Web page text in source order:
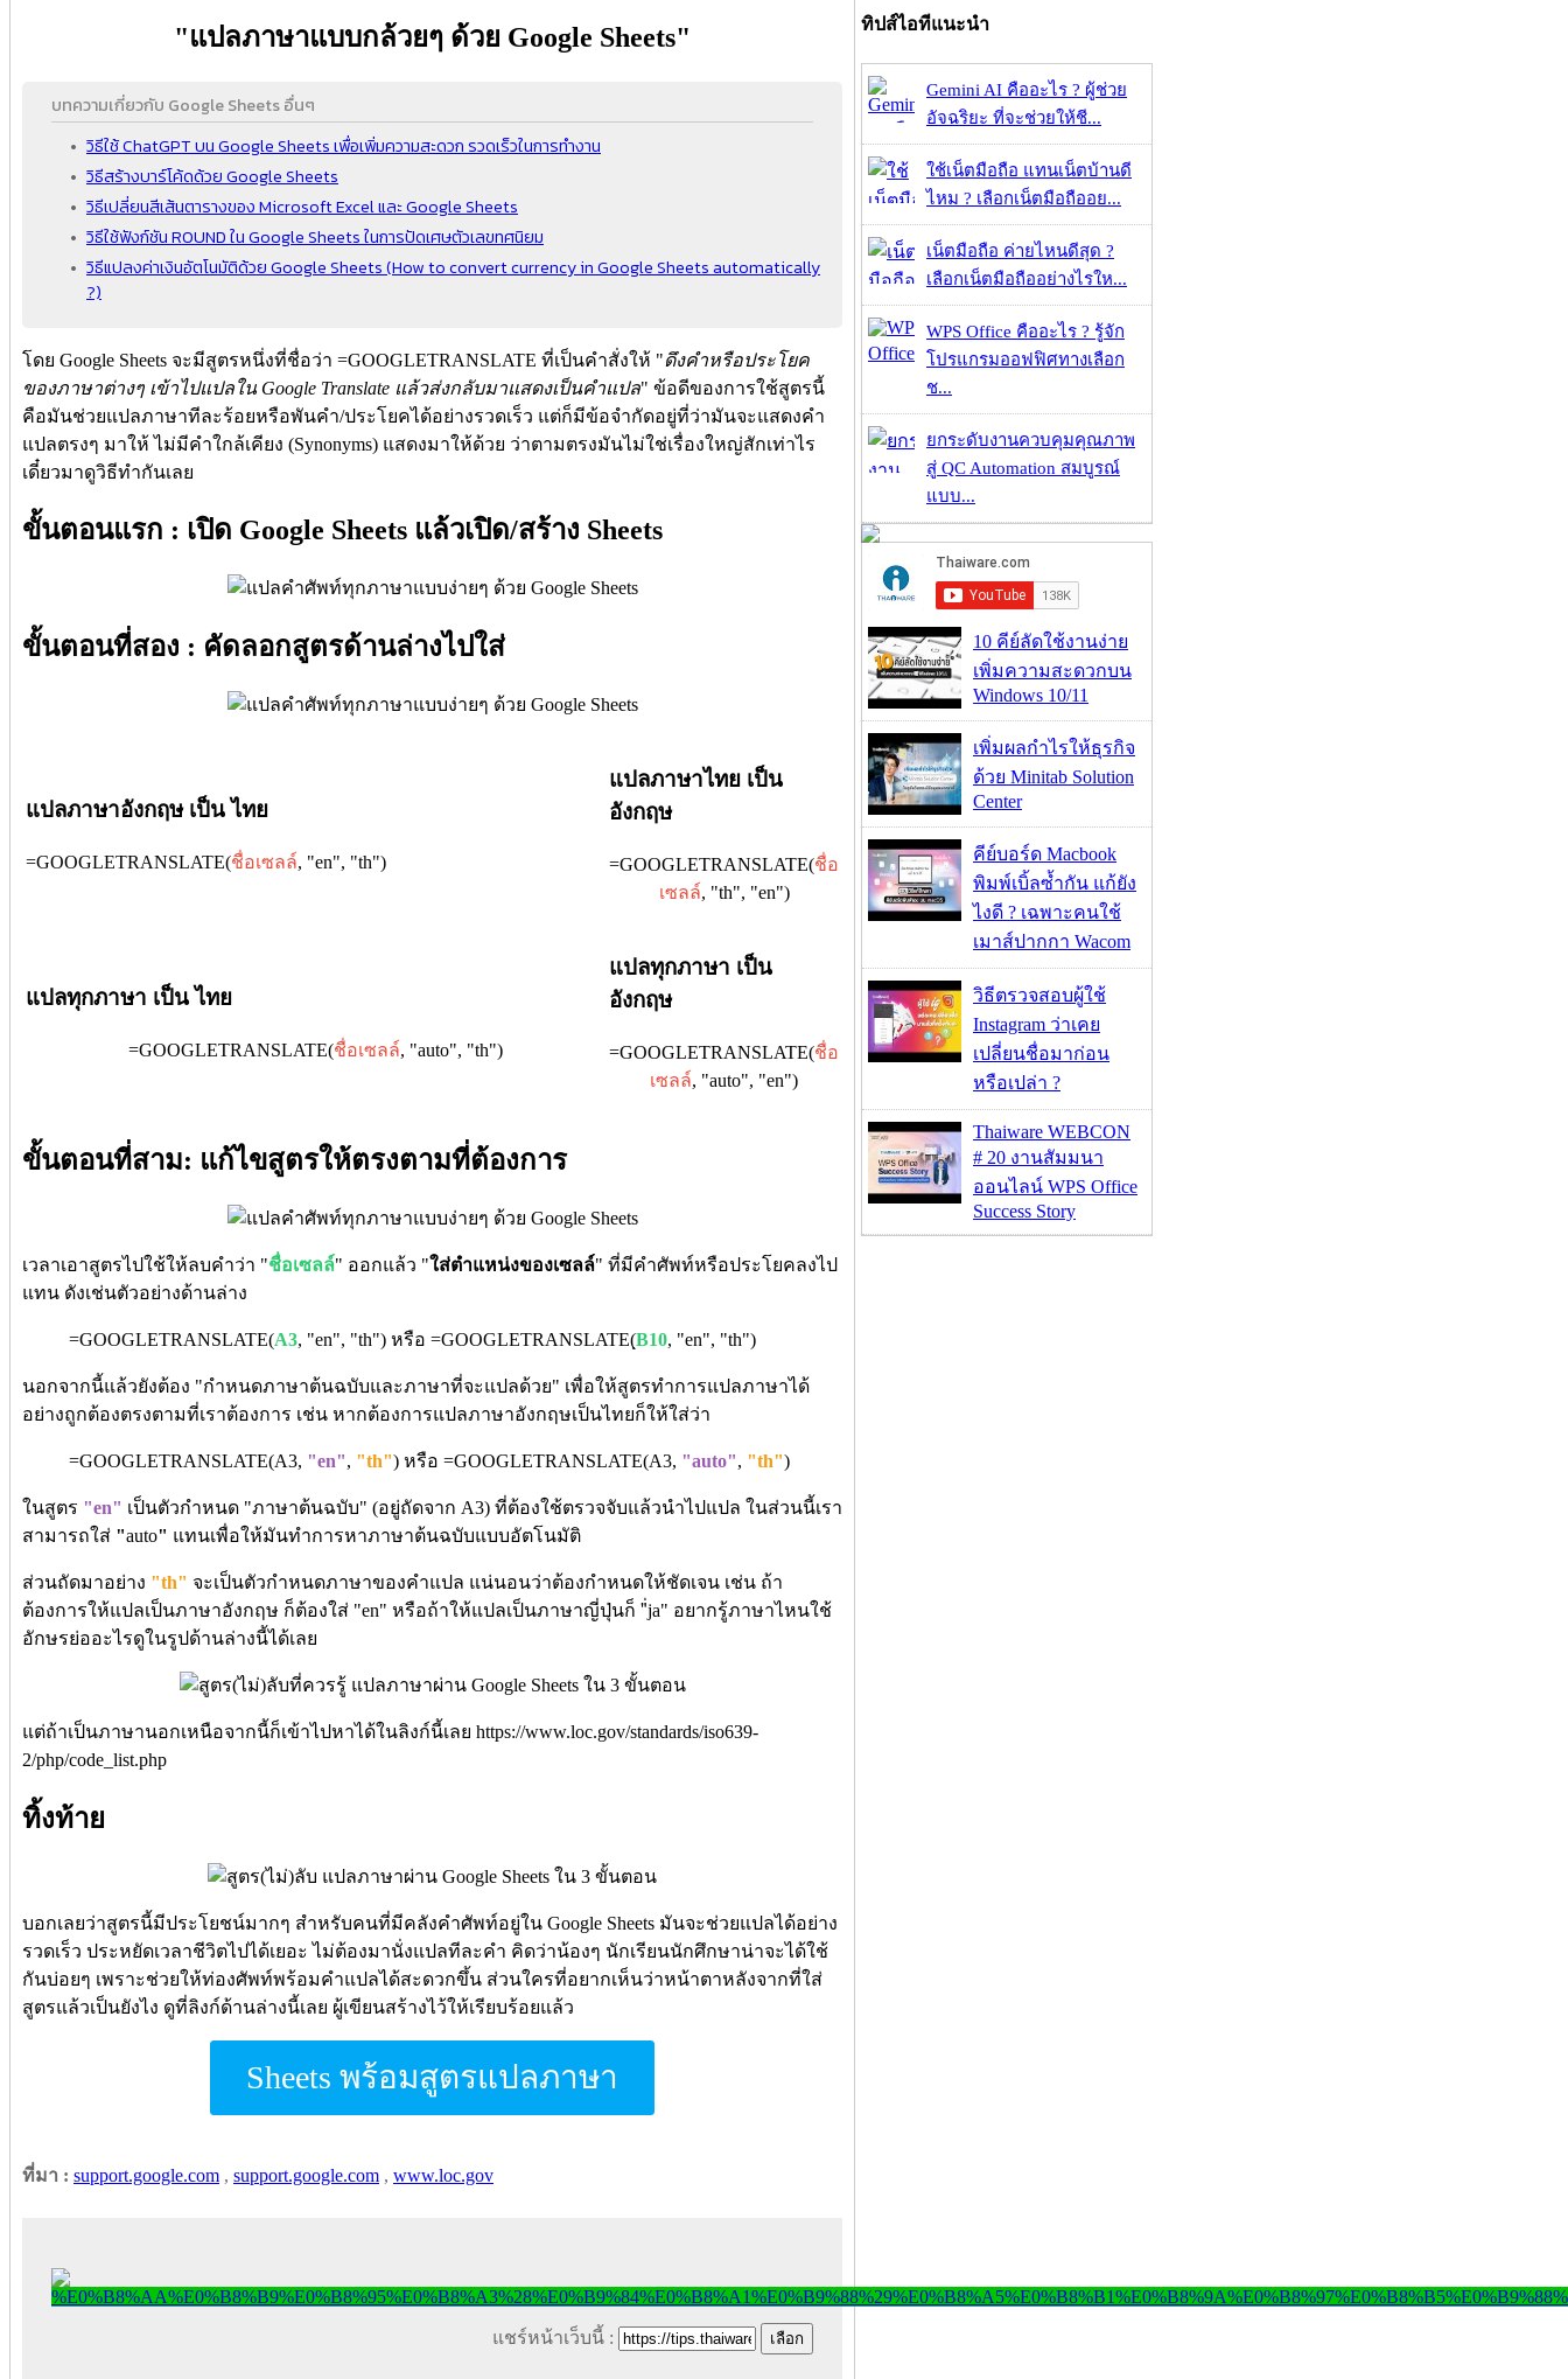
"แปลภาษาแบบกล้วยๆ ด้วย Google Sheets"
บทความเกี่ยวกับ Google Sheets อื่นๆ
วิธีใช้ ChatGPT บน Google Sheets เพื่อเพิ่มความสะดวก รวดเร็วในการทำงาน
วิธีสร้างบาร์โค้ดด้วย Google Sheets
วิธีเปลี่ยนสีเส้นตารางของ Microsoft Excel และ Google Sheets
วิธีใช้ฟังก์ชัน ROUND ใน Google Sheets ในการปัดเศษตัวเลขทศนิยม
วิธีแปลงค่าเงินอัตโนมัติด้วย Google Sheets (How to convert currency in Google Sheets automatically
?)
โดย Google Sheets จะมีสูตรหนึ่งที่ชื่อว่า =GOOGLETRANSLATE ที่เป็นคำสั่งให้ "ดึงคำหรือประโยค
ของภาษาต่างๆ เข้าไปแปลใน Google Translate แล้วส่งกลับมาแสดงเป็นคำแปล" ข้อดีของการใช้สูตรนี้
คือมันช่วยแปลภาษาทีละร้อยหรือพันคำ/ประโยคได้อย่างรวดเร็ว แต่ก็มีข้อจำกัดอยู่ที่ว่ามันจะแสดงคำ
แปลตรงๆ มาให้ ไม่มีคำใกล้เคียง (Synonyms) แสดงมาให้ด้วย ว่าตามตรงมันไม่ใช่เรื่องใหญ่สักเท่าไร
เดี๋ยวมาดูวิธีทำกันเลย
ขั้นตอนแรก : เปิด Google Sheets แล้วเปิด/สร้าง Sheets
ขั้นตอนที่สอง : คัดลอกสูตรด้านล่างไปใส่
แปลภาษาอังกฤษ เป็น ไทย
=GOOGLETRANSLATE(ชื่อเซลล์, "en", "th")
แปลภาษาไทย เป็น
อังกฤษ
=GOOGLETRANSLATE(ชื่อ
เซลล์, "th", "en")
แปลทุกภาษา เป็น ไทย
=GOOGLETRANSLATE(ชื่อเซลล์, "auto", "th")
แปลทุกภาษา เป็น
อังกฤษ
=GOOGLETRANSLATE(ชื่อ
เซลล์, "auto", "en")
ขั้นตอนที่สาม: แก้ไขสูตรให้ตรงตามที่ต้องการ
เวลาเอาสูตรไปใช้ให้ลบคำว่า "ชื่อเซลล์" ออกแล้ว "ใส่ตำแหน่งของเซลล์" ที่มีคำศัพท์หรือประโยคลงไป
แทน ดังเช่นตัวอย่างด้านล่าง
=GOOGLETRANSLATE(A3, "en", "th") หรือ =GOOGLETRANSLATE(ฺB10, "en", "th")
นอกจากนี้แล้วยังต้อง "กำหนดภาษาต้นฉบับและภาษาที่จะแปลด้วย" เพื่อให้สูตรทำการแปลภาษาได้
อย่างถูกต้องตรงตามที่เราต้องการ เช่น หากต้องการแปลภาษาอังกฤษเป็นไทยก็ให้ใส่ว่า
=GOOGLETRANSLATE(A3, "en", "th") หรือ =GOOGLETRANSLATE(A3, "auto", "th")
ในสูตร "en" เป็นตัวกำหนด "ภาษาต้นฉบับ" (อยู่ถัดจาก A3) ที่ต้องใช้ตรวจจับแล้วนำไปแปล ในส่วนนี้เรา
สามารถใส่ "auto" แทนเพื่อให้มันทำการหาภาษาต้นฉบับแบบอัตโนมัติ
ส่วนถัดมาอย่าง "th" จะเป็นตัวกำหนดภาษาของคำแปล แน่นอนว่าต้องกำหนดให้ชัดเจน เช่น ถ้า
ต้องการให้แปลเป็นภาษาอังกฤษ ก็ต้องใส่ "en" หรือถ้าให้แปลเป็นภาษาญี่ปุ่นก็ "่ja" อยากรู้ภาษาไหนใช้
อักษรย่ออะไรดูในรูปด้านล่างนี้ได้เลย
แต่ถ้าเป็นภาษานอกเหนือจากนี้ก็เข้าไปหาได้ในลิงก์นี้เลย https://www.loc.gov/standards/iso639-
2/php/code_list.php
ทิ้งท้าย
บอกเลยว่าสูตรนี้มีประโยชน์มากๆ สำหรับคนที่มีคลังคำศัพท์อยู่ใน Google Sheets มันจะช่วยแปลได้อย่าง
รวดเร็ว ประหยัดเวลาชีวิตไปได้เยอะ ไม่ต้องมานั่งแปลทีละคำ คิดว่าน้องๆ นักเรียนนักศึกษาน่าจะได้ใช้
กันบ่อยๆ เพราะช่วยให้ท่องศัพท์พร้อมคำแปลได้สะดวกขึ้น ส่วนใครที่อยากเห็นว่าหน้าตาหลังจากที่ใส่
สูตรแล้วเป็นยังไง ดูที่ลิงก์ด้านล่างนี้เลย ผู้เขียนสร้างไว้ให้เรียบร้อยแล้ว
Sheets พร้อมสูตรแปลภาษา
ที่มา : support.google.com , support.google.com , www.loc.gov
แชร์หน้าเว็บนี้ :
ทิปส์ไอทีแนะนำ
Gemini AI คืออะไร ? ผู้ช่วย
อัจฉริยะ ที่จะช่วยให้ชี...
ใช้เน็ตมือถือ แทนเน็ตบ้านดี
ไหม ? เลือกเน็ตมือถืออย...
เน็ตมือถือ ค่ายไหนดีสุด ?
เลือกเน็ตมือถืออย่างไรให...
WPS Office คืออะไร ? รู้จัก
โปรแกรมออฟฟิศทางเลือก
ช...
ยกระดับงานควบคุมคุณภาพ
สู่ QC Automation สมบูรณ์
แบบ...
10 คีย์ลัดใช้งานง่าย
เพิ่มความสะดวกบน
Windows 10/11
เพิ่มผลกำไรให้ธุรกิจ
ด้วย Minitab Solution
Center
คีย์บอร์ด Macbook
พิมพ์เบิ้ลซ้ำกัน แก้ยัง
ไงดี ? เฉพาะคนใช้
เมาส์ปากกา Wacom
วิธีตรวจสอบผู้ใช้
Instagram ว่าเคย
เปลี่ยนชื่อมาก่อน
หรือเปล่า ?
Thaiware WEBCON
# 20 งานสัมมนา
ออนไลน์ WPS Office
Success Story